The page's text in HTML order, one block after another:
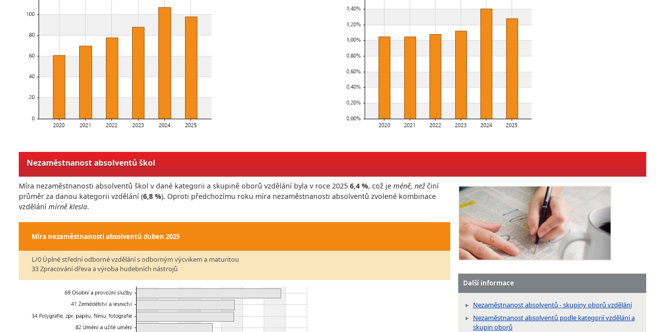
Nezaměstnanost absolventů škol
Míra nezaměstnanosti absolventů škol v dané kategorii a skupině oborů vzdělání byla v roce 2025 6,4 %, což je méně, nežčiní
průměr za danou kategorii vzdělání (6,8 %). Oproti předchozímu roku míra nezaměstnanosti absolventů zvolené kombinace
vzdělání mírně klesla.
Míra nezaměstnanosti absolventů duben 2025
L/0 Úplné střední odborné vzdělání s odborným výcvikem a maturitou
33 Zpracování dřeva a výroba hudebních nástrojů
Další informace
Nezaměstnanost absolventů - skupiny oborů vzdělání
Nezaměstnanost absolventů podle kategorií vzdělání a
skupin oborů